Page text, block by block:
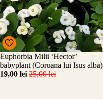
Promo
Euphorbia Milii ‘Hector’
babyplant (Coroana lui Isus alba)
19,00 lei 25,00 lei